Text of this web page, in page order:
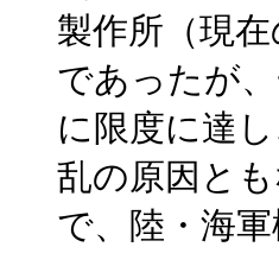
製作所（現
であったが
に限度に達
乱の原因と
で、陸・海